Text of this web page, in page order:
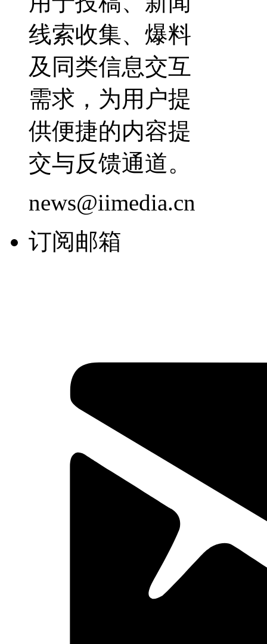
线索收集、爆料
及同类信息交互
需求，为用户提
供便捷的内容提
交与反馈通道。
news@iimedia.cn
订阅邮箱